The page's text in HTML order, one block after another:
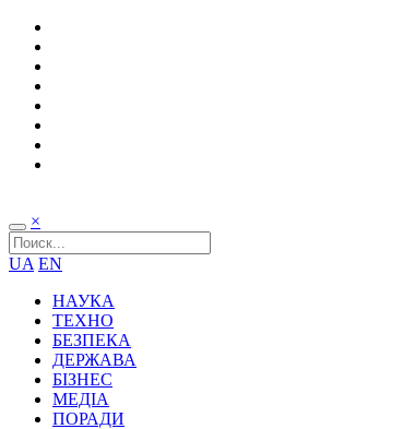
×
UA EN
НАУКА
ТЕХНО
БЕЗПЕКА
ДЕРЖАВА
БІЗНЕС
МЕДІА
ПОРАДИ